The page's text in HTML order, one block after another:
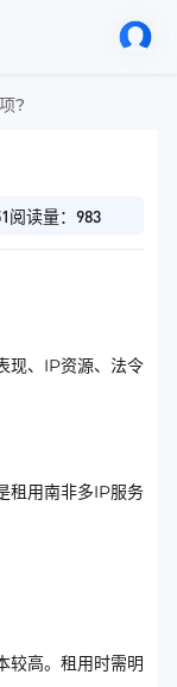
?
阅读量：983
现、IP资源、法令
租用南非多IP服务
较高。租用时需明